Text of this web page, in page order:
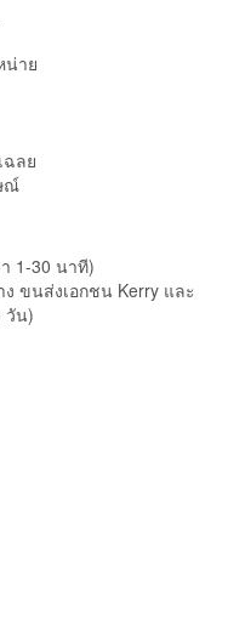
น่าย
ลย
ณ์
1-30 นาที)
ขนส่งเอกชน Kerry และ
วัน)